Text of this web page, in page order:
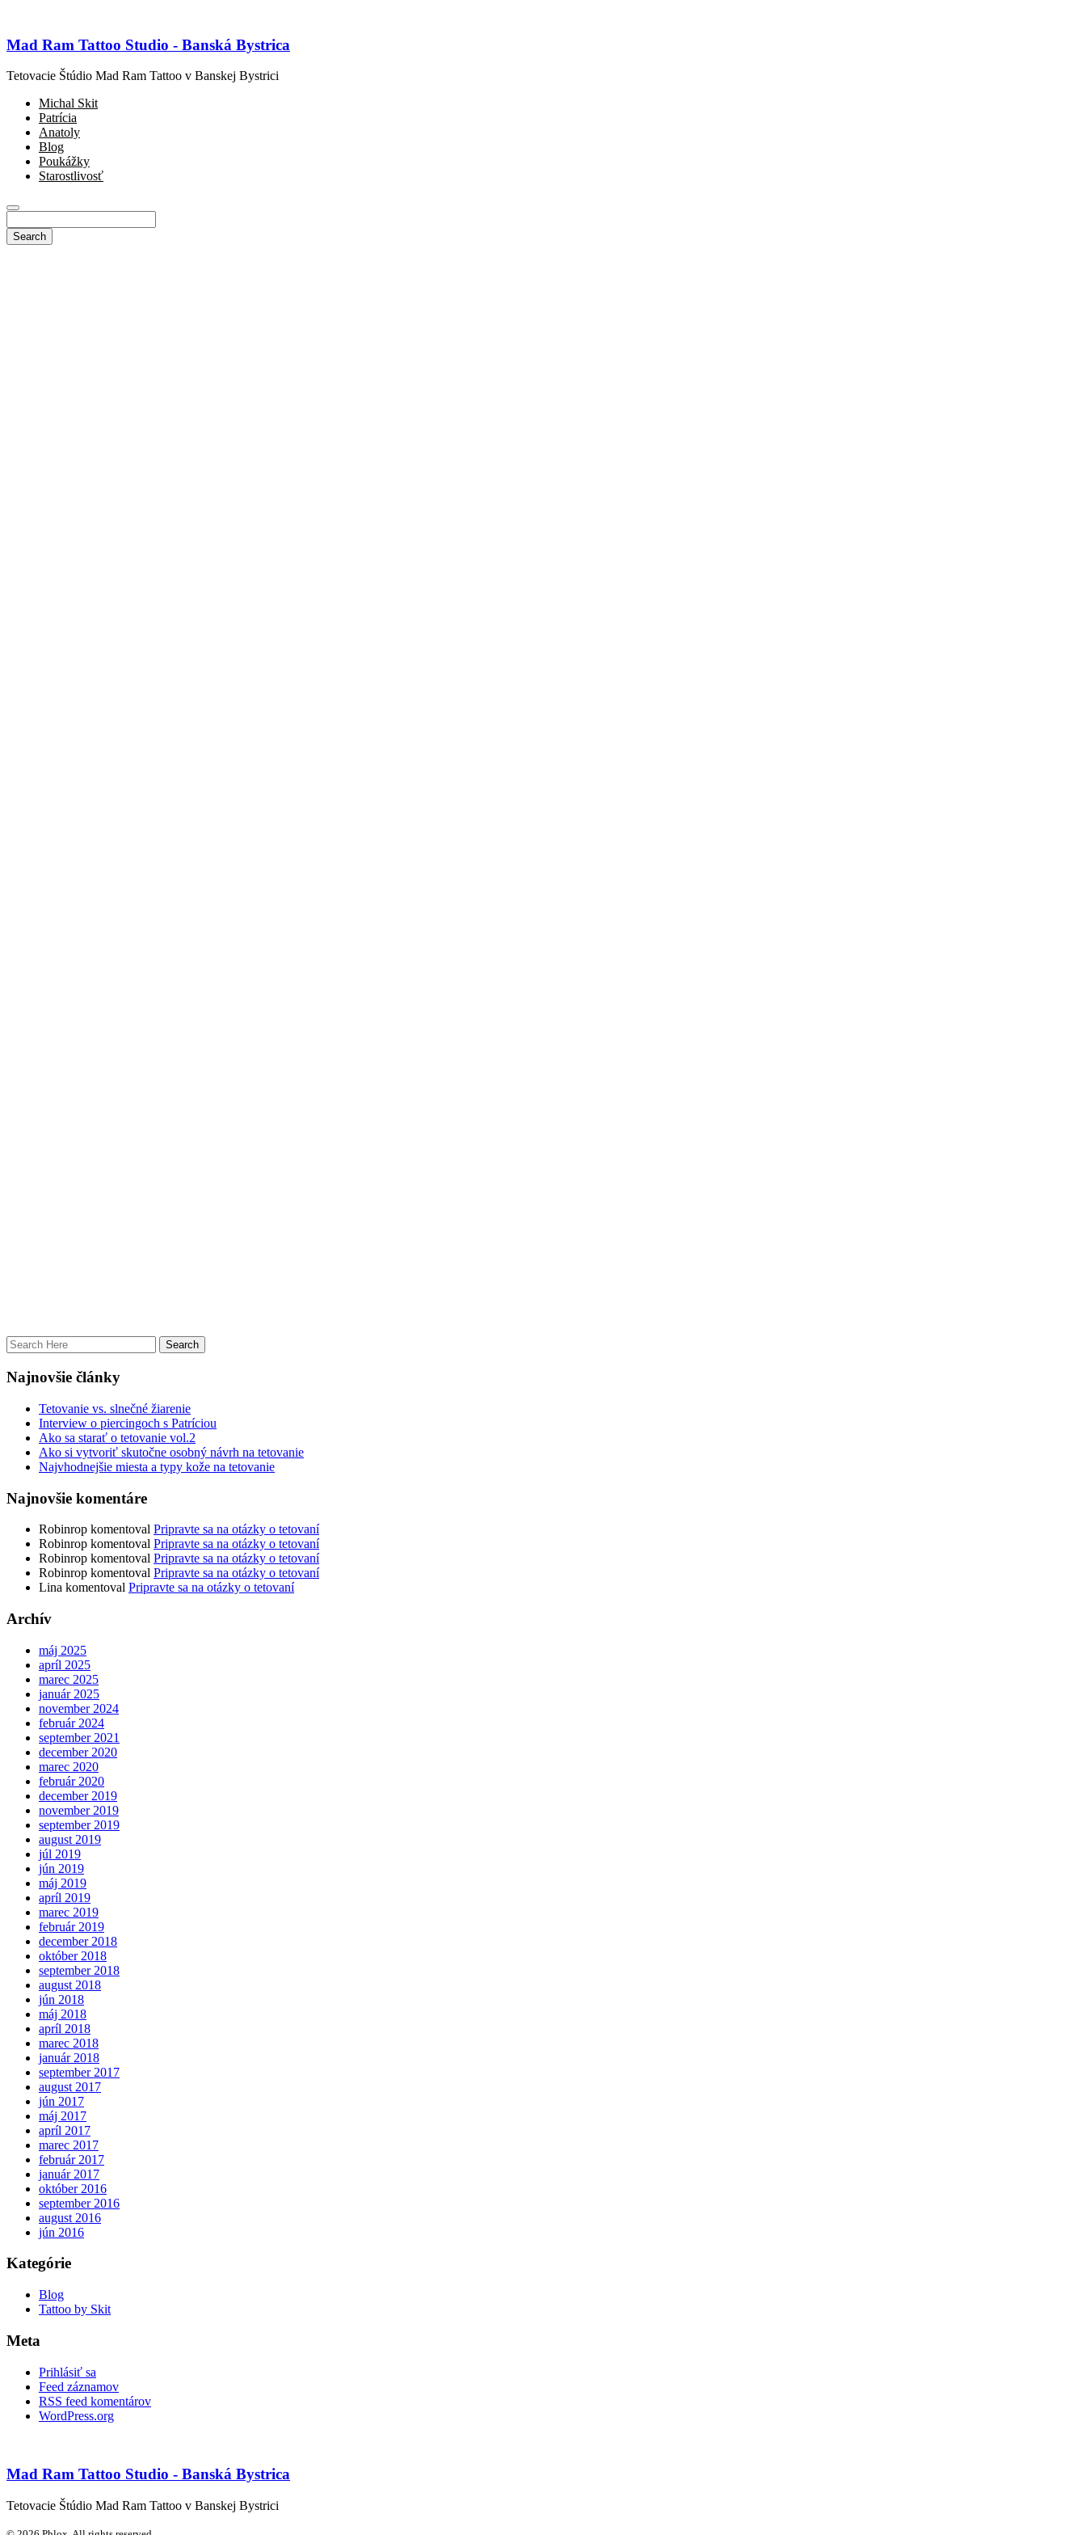
Mad Ram Tattoo Studio - Banská Bystrica
Tetovacie Štúdio Mad Ram Tattoo v Banskej Bystrici
Michal Skit
Patrícia
Anatoly
Blog
Poukážky
Starostlivosť
Najnovšie články
Tetovanie vs. slnečné žiarenie
Interview o piercingoch s Patríciou
Ako sa starať o tetovanie vol.2
Ako si vytvoriť skutočne osobný návrh na tetovanie
Najvhodnejšie miesta a typy kože na tetovanie
Najnovšie komentáre
Robinrop komentoval Pripravte sa na otázky o tetovaní
Robinrop komentoval Pripravte sa na otázky o tetovaní
Robinrop komentoval Pripravte sa na otázky o tetovaní
Robinrop komentoval Pripravte sa na otázky o tetovaní
Lina komentoval Pripravte sa na otázky o tetovaní
Archív
máj 2025
apríl 2025
marec 2025
január 2025
november 2024
február 2024
september 2021
december 2020
marec 2020
február 2020
december 2019
november 2019
september 2019
august 2019
júl 2019
jún 2019
máj 2019
apríl 2019
marec 2019
február 2019
december 2018
október 2018
september 2018
august 2018
jún 2018
máj 2018
apríl 2018
marec 2018
január 2018
september 2017
august 2017
jún 2017
máj 2017
apríl 2017
marec 2017
február 2017
január 2017
október 2016
september 2016
august 2016
jún 2016
Kategórie
Blog
Tattoo by Skit
Meta
Prihlásiť sa
Feed záznamov
RSS feed komentárov
WordPress.org
Mad Ram Tattoo Studio - Banská Bystrica
Tetovacie Štúdio Mad Ram Tattoo v Banskej Bystrici